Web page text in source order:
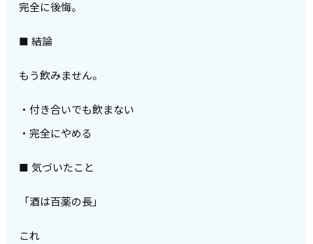
完全に後悔。
■ 結論
もう飲みません。
・付き合いでも飲まない
・完全にやめる
■ 気づいたこと
「酒は百薬の長」
これ